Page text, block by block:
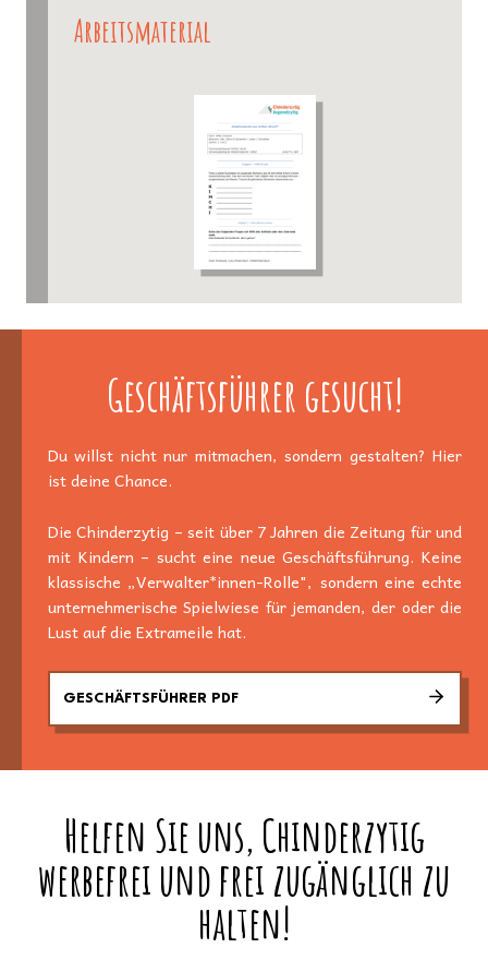
Arbeitsmaterial
Geschäftsführer gesucht!
Du willst nicht nur mitmachen, sondern gestalten? Hier
ist deine Chance.
Die Chinderzytig – seit über 7 Jahren die Zeitung für und
mit Kindern – sucht eine neue Geschäftsführung. Keine
klassische „Verwalter*innen-Rolle", sondern eine echte
unternehmerische Spielwiese für jemanden, der oder die
Lust auf die Extrameile hat.
GESCHÄFTSFÜHRER PDF
Helfen Sie uns, Chinderzytig
werbefrei und frei zugänglich zu
halten!